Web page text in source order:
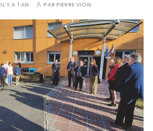
IL Y A 1 AN PARPIERRE VION